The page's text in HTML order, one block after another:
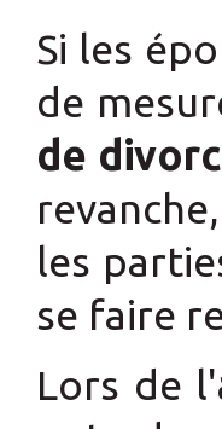
Si les
de
de
les
se faire
Lors de l'